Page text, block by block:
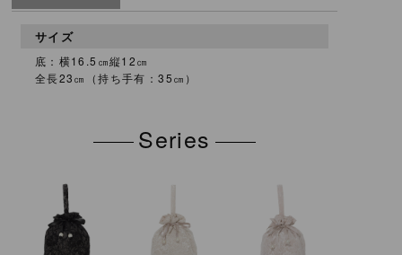
サイズ
底：横16.5㎝縦12㎝
全長23㎝（持ち手有：35㎝）
Series